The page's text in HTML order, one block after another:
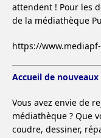
attendent ! Pour les
de la médiathèque
https://
Accueil de
Vous avez envie de
médiathèque ? Que
coudre, dessiner,